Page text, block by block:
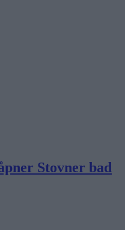
Stovner bad